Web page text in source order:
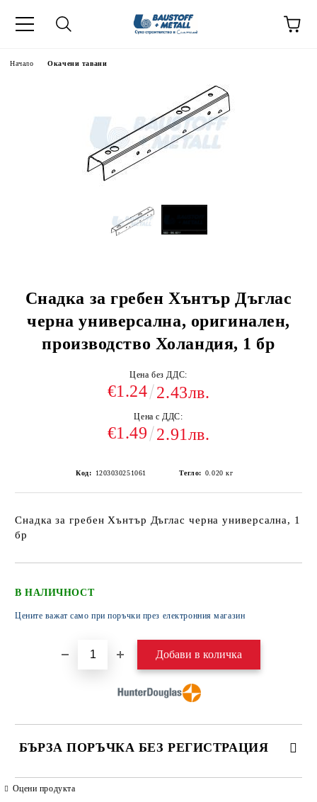
Начало Окачени тавани
Снадка за гребен Хънтър Дъглас
черна универсална, оригинален,
производство Холандия, 1 бр
Цена без ДДС:
€1.24 2.43лв.
Цена с ДДС:
€1.49 2.91лв.
Код: 1203030251061 Тегло: 0.020 кг
Снадка за гребен Хънтър Дъглас черна универсална, 1
бр
В НАЛИЧНОСТ
Цените важат само при поръчки през електронния магазин
БЪРЗА ПОРЪЧКА БЕЗ РЕГИСТРАЦИЯ
Оцени продукта